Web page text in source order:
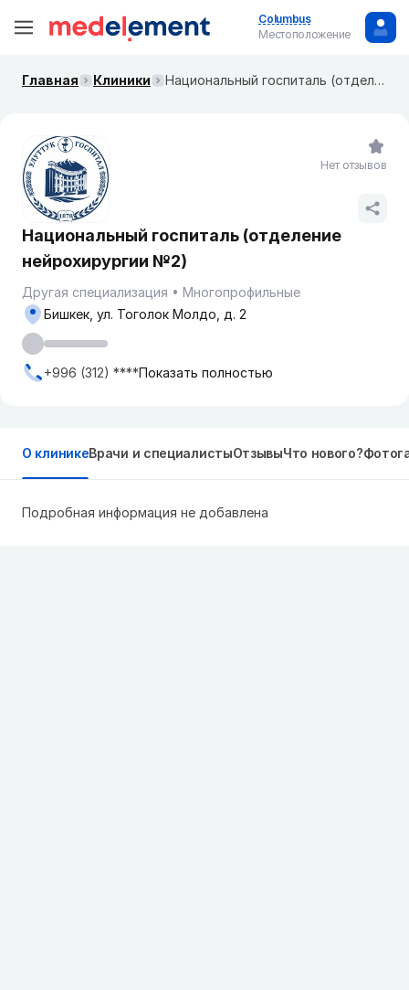
Columbus
Местоположение
Главная Клиники Национальный госпиталь (отделение нейрохирургии №2)
Национальный госпиталь (отделение
нейрохирургии №2)
Другая специализация
Многопрофильные
Бишкек, ул. ​Тоголок Молдо, д. 2
+996 (312) ****Показать полностью
Нет отзывов
О клиникеВрачи и специалистыОтзывыЧто нового?
Подробная информация не добавлена